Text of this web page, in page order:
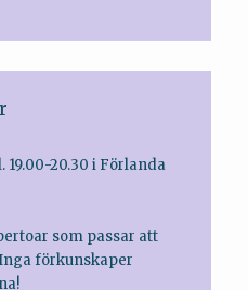
19.00-20.30 i Förlanda
som passar att
förkunskaper